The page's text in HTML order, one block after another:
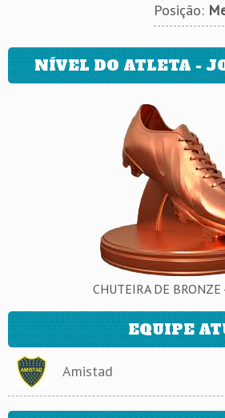
Posição:
NÍVEL DO ATLETA -
CHUTEIRA DE BRONZE
EQUIPE
Amistad